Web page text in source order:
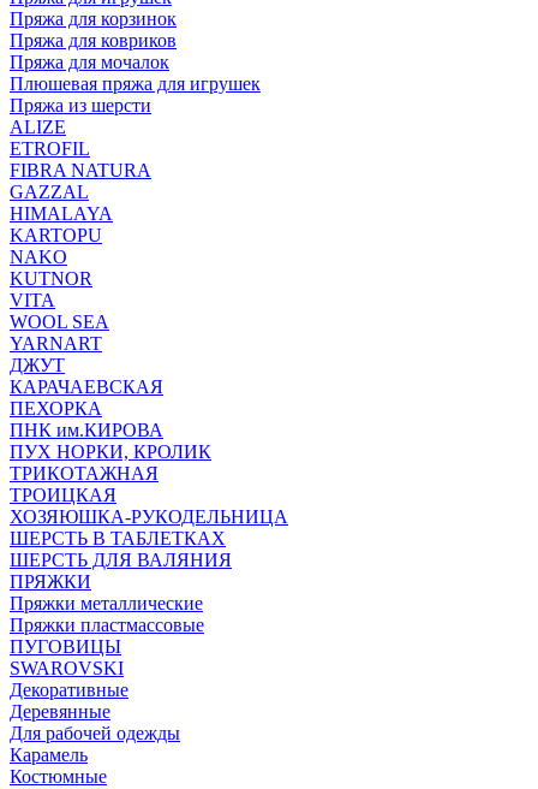
Пряжа для корзинок
Пряжа для ковриков
Пряжа для мочалок
Плюшевая пряжа для игрушек
Пряжа из шерсти
ALIZE
ETROFIL
FIBRA NATURA
GAZZAL
HIMALAYA
KARTOPU
NAKO
KUTNOR
VITA
WOOL SEA
YARNART
ДЖУТ
КАРАЧАЕВСКАЯ
ПЕХОРКА
ПНК им.КИРОВА
ПУХ НОРКИ, КРОЛИК
ТРИКОТАЖНАЯ
ТРОИЦКАЯ
ХОЗЯЮШКА-РУКОДЕЛЬНИЦА
ШЕРСТЬ В ТАБЛЕТКАХ
ШЕРСТЬ ДЛЯ ВАЛЯНИЯ
ПРЯЖКИ
Пряжки металлические
Пряжки пластмассовые
ПУГОВИЦЫ
SWAROVSKI
Декоративные
Деревянные
Для рабочей одежды
Карамель
Костюмные